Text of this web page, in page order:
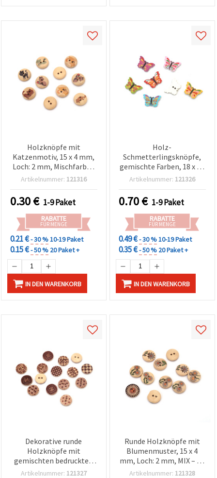
Holzknöpfe mit
Katzenmotiv, 15 x 4 mm,
Loch: 2 mm, Mischfarben
(sortiert) – 10 Stück
Artikelnummer: 121316
0.30€ 1-9 Paket
RABATTE
FÜR MENGE
0.21 €- 30 %10-19 Paket
0.15 €- 50 % 20 Paket +
IN DEN WARENKORB
Holz-
Schmetterlingsknöpfe,
gemischte Farben, 18 x 12
x 2 mm, Loch: 1,5 mm –
Artikelnummer: 121326
0.70€ 1-9 Paket
RABATTE
FÜR MENGE
0.49 €- 30 %10-19 Paket
0.35 €- 50 % 20 Paket +
IN DEN WARENKORB
Dekorative runde
Holzknöpfe mit
gemischten bedruckten
Mustern, 15 x 3,5 mm, 2-
Artikelnummer: 121327
Runde Holzknöpfe mit
Blumenmuster, 15 x 4
mm, Loch: 2 mm, MIX – 20
Stück
Artikelnummer: 121328